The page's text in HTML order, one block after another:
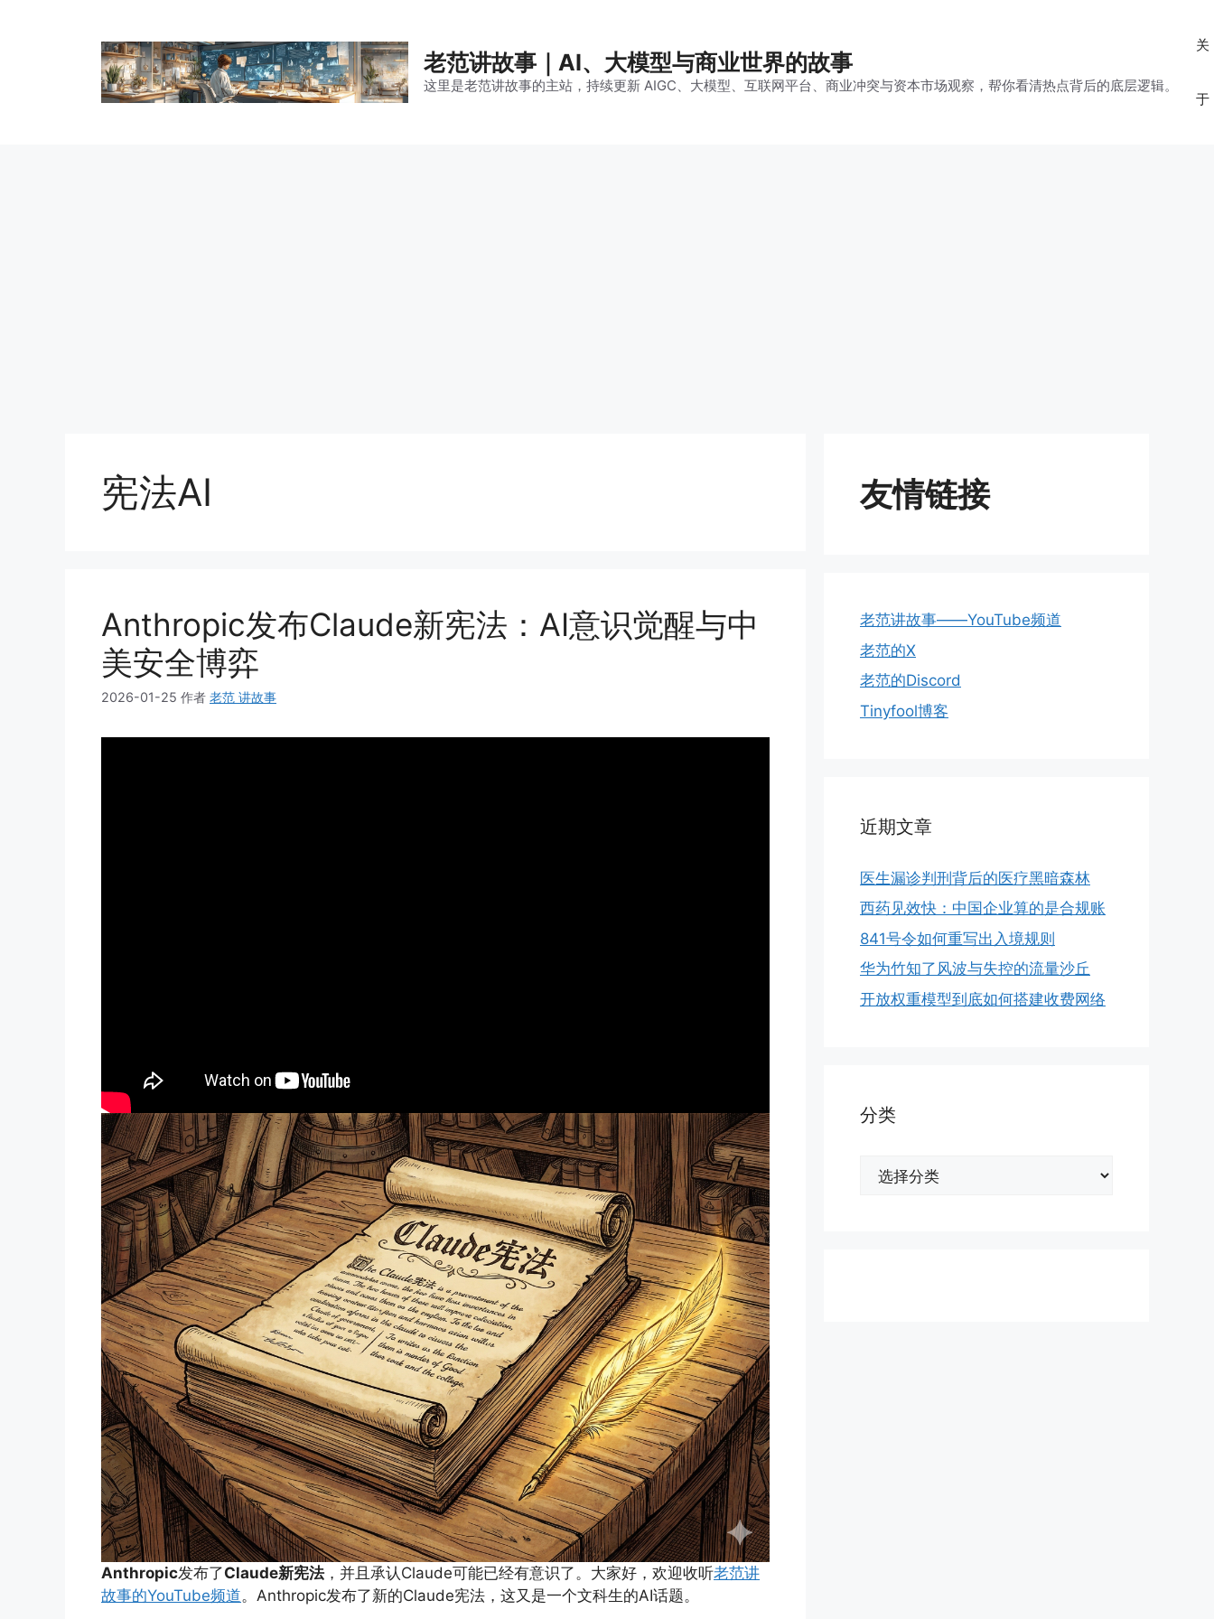
老范讲故事｜AI、大模型与商业世界的故事
这里是老范讲故事的主站，持续更新 AIGC、大模型、互联网平台、商业冲突与资本市场观察，帮你看清热点背后的底层逻辑。
关
于
宪法AI
Anthropic发布Claude新宪法：AI意识觉醒与中
美安全博弈
2026-01-25 作者 老范 讲故事
Anthropic发布了Claude新宪法，并且承认Claude可能已经有意识了。大家好，欢迎收听老范讲
故事的YouTube频道。Anthropic发布了新的Claude宪法，这又是一个文科生的AI话题。
友情链接
老范讲故事——YouTube频道
老范的X
老范的Discord
Tinyfool博客
近期文章
医生漏诊判刑背后的医疗黑暗森林
西药见效快：中国企业算的是合规账
841号令如何重写出入境规则
华为竹知了风波与失控的流量沙丘
开放权重模型到底如何搭建收费网络
分类